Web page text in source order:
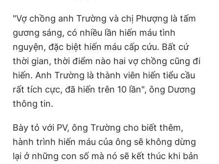
"Vợ chồng anh Trường và chị Phượng là tấm
gương sáng, có nhiều lần hiến máu tình
nguyện, đặc biệt hiến máu cấp cứu. Bất cứ
thời gian, thời điểm nào hai vợ chồng cũng đi
hiến. Anh Trường là thành viên hiến tiểu cầu
rất tích cực, đã hiến trên 10 lần", ông Dương
thông tin.
Bày tỏ với PV, ông Trường cho biết thêm,
hành trình hiến máu của ông sẽ không dừng
lại ở những con số mà nó sẽ kết thúc khi bản